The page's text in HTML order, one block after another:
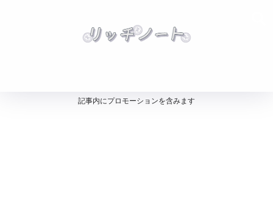
記事内にプロモーションを含みます